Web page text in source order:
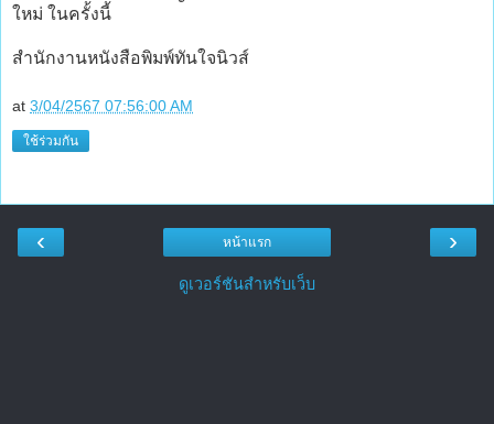
ใหม่ ในครั้งนี้
สำนักงานหนังสือพิมพ์ทันใจนิวส์
at 3/04/2567 07:56:00 AM
ใช้ร่วมกัน
‹ ›
หน้าแรก
ดูเวอร์ชันสำหรับเว็บ